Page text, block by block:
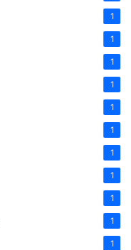
1
1
1
1
1
1
1
1
1
1
1